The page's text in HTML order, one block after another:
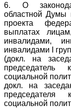
6. О
областной Думы
проекта
выплатах
инвалидами,
инвалидами I
(докл. на
социальной
докл. на
социальной